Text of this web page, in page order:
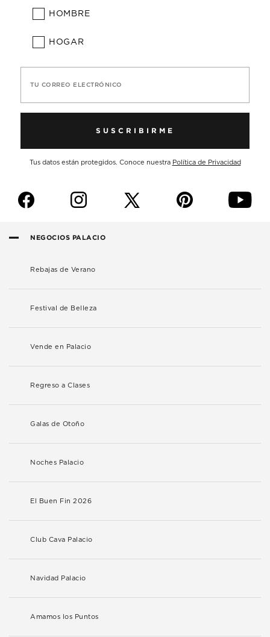
HOMBRE
HOGAR
TU CORREO ELECTRÓNICO
SUSCRIBIRME
Tus datos están protegidos. Conoce nuestra Política de Privacidad
f i p y
NEGOCIOS PALACIO
Rebajas de Verano
Festival de Belleza
Vende en Palacio
Regreso a Clases
Galas de Otoño
Noches Palacio
El Buen Fin 2026
Club Cava Palacio
Navidad Palacio
Amamos los Puntos